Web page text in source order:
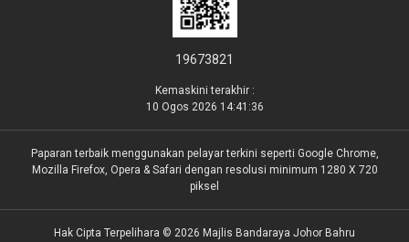
19673821
Kemaskini terakhir :
10 Ogos 2026 14:41:36
Paparan terbaik menggunakan pelayar terkini seperti Google Chrome,
Mozilla Firefox, Opera & Safari dengan resolusi minimum 1280 X 720
piksel
Hak Cipta Terpelihara © 2026 Majlis Bandaraya Johor Bahru